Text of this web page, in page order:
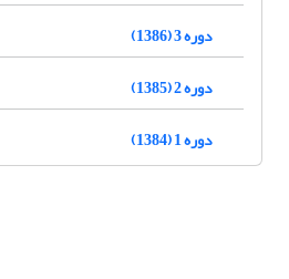
دوره 3 (1386)
دوره 2 (1385)
دوره 1 (1384)